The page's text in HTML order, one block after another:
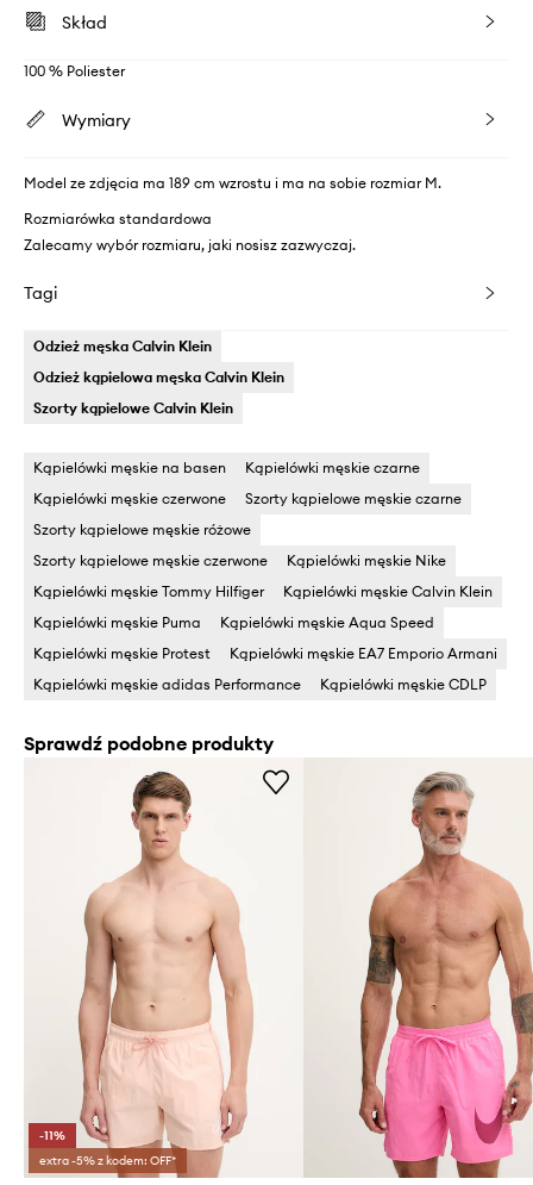
Skład
100 % Poliester
Wymiary
Model ze zdjęcia ma 189 cm wzrostu i ma na sobie rozmiar M.
Rozmiarówka standardowa
Zalecamy wybór rozmiaru, jaki nosisz zazwyczaj.
Tagi
Odzież męska Calvin Klein
Odzież kąpielowa męska Calvin Klein
Szorty kąpielowe Calvin Klein
Kąpielówki męskie na basen
Kąpielówki męskie czarne
Kąpielówki męskie czerwone
Szorty kąpielowe męskie czarne
Szorty kąpielowe męskie różowe
Szorty kąpielowe męskie czerwone
Kąpielówki męskie Nike
Kąpielówki męskie Tommy Hilfiger
Kąpielówki męskie Calvin Klein
Kąpielówki męskie Puma
Kąpielówki męskie Aqua Speed
Kąpielówki męskie Protest
Kąpielówki męskie EA7 Emporio Armani
Kąpielówki męskie adidas Performance
Kąpielówki męskie CDLP
Sprawdź podobne produkty
-11%
extra -5% z kodem: OFF*